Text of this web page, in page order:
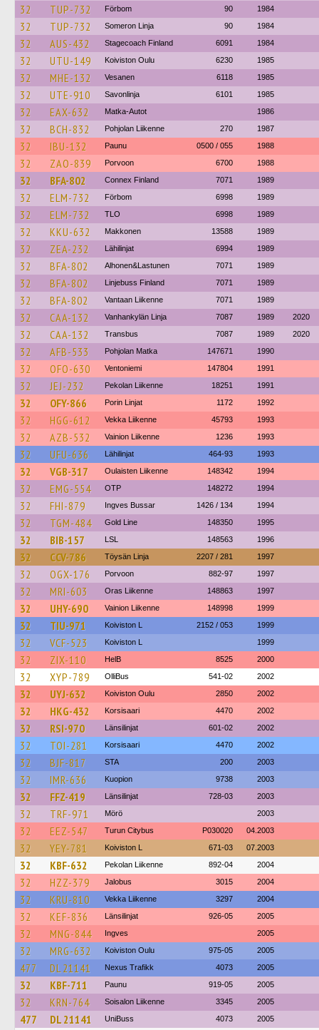
32 TUP-732 Förbom 90 1984
32 TUP-732 Someron Linja 90 1984
32 AUS-432 Stagecoach Finland 6091 1984
32 UTU-149 Koiviston Oulu 6230 1985
32 MHE-132 Vesanen 6118 1985
32 UTE-910 Savonlinja 6101 1985
32 EAX-632 Matka-Autot 1986
32 BCH-832 Pohjolan Liikenne 270 1987
32 IBU-132 Paunu 0500 / 055 1988
32 ZAO-839 Porvoon 6700 1988
32 BFA-802 Connex Finland 7071 1989
32 ELM-732 Förbom 6998 1989
32 ELM-732 TLO 6998 1989
32 KKU-632 Makkonen 13588 1989
32 ZEA-232 Lähilinjat 6994 1989
32 BFA-802 Alhonen&Lastunen 7071 1989
32 BFA-802 Linjebuss Finland 7071 1989
32 BFA-802 Vantaan Liikenne 7071 1989
32 CAA-132 Vanhankylän Linja 7087 1989 2020
32 CAA-132 Transbus 7087 1989 2020
32 AFB-533 Pohjolan Matka 147671 1990
32 OFO-630 Ventoniemi 147804 1991
32 JEJ-232 Pekolan Liikenne 18251 1991
32 OFY-866 Porin Linjat 1172 1992
32 HGG-612 Vekka Liikenne 45793 1993
32 AZB-532 Vainion Liikenne 1236 1993
32 UFU-636 Lähilinjat 464-93 1993
32 VGB-317 Oulaisten Liikenne 148342 1994
32 EMG-554 OTP 148272 1994
32 FHI-879 Ingves Bussar 1426 / 134 1994
32 TGM-484 Gold Line 148350 1995
32 BIB-157 LSL 148563 1996
32 CCV-786 Töysän Linja 2207 / 281 1997
32 OGX-176 Porvoon 882-97 1997
32 MRI-603 Oras Liikenne 148863 1997
32 UHY-690 Vainion Liikenne 148998 1999
32 TIU-971 Koiviston L 2152 / 053 1999
32 VCF-523 Koiviston L 1999
32 ZIX-110 HelB 8525 2000
32 XYP-789 OlliBus 541-02 2002
32 UYJ-632 Koiviston Oulu 2850 2002
32 HKG-432 Korsisaari 4470 2002
32 RSI-970 Länsilinjat 601-02 2002
32 TOI-281 Korsisaari 4470 2002
32 BJF-817 STA 200 2003
32 IMR-636 Kuopion 9738 2003
32 FFZ-419 Länsilinjat 728-03 2003
32 TRF-971 Mörö 2003
32 EEZ-547 Turun Citybus P030020 04.2003
32 YEY-781 Koiviston L 671-03 07.2003
32 KBF-632 Pekolan Liikenne 892-04 2004
32 HZZ-379 Jalobus 3015 2004
32 KRU-810 Vekka Liikenne 3297 2004
32 KEF-836 Länsilinjat 926-05 2005
32 MNG-844 Ingves 2005
32 MRG-632 Koiviston Oulu 975-05 2005
477 DL 21141 Nexus Trafikk 4073 2005
32 KBF-711 Paunu 919-05 2005
32 KRN-764 Soisalon Liikenne 3345 2005
477 DL 21141 UniBuss 4073 2005